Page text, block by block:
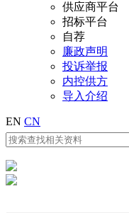
供应商平台
招标平台
自荐
廉政声明
投诉举报
内控供方
导入介绍
EN CN